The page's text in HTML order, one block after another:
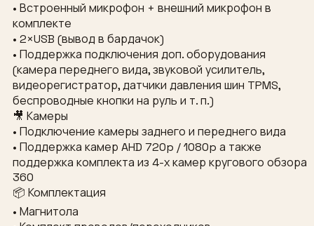
• Встроенный микрофон + внешний микрофон в
комплекте
• 2×USB (вывод в бардачок)
• Поддержка подключения доп. оборудования
(камера переднего вида, звуковой усилитель,
видеорегистратор, датчики давления шин TPMS,
беспроводные кнопки на руль и т. п.)
🎥 Камеры
• Подключение камеры заднего и переднего вида
• Поддержка камер AHD 720p / 1080p а также
поддержка комплекта из 4-х камер кругового обзора
360
📦 Комплектация
• Магнитола